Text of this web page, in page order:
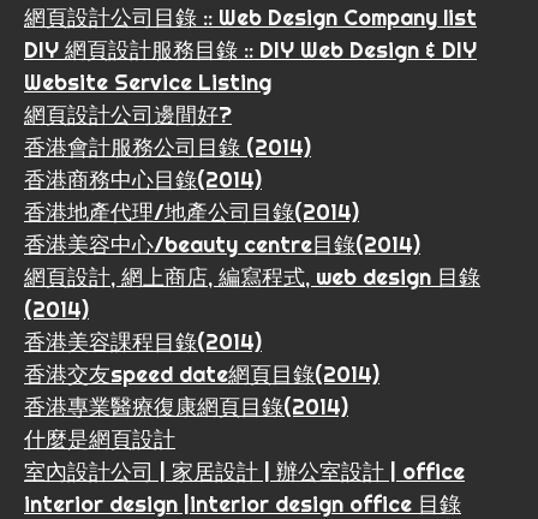
網頁設計公司目錄 :: Web Design Company list
DIY 網頁設計服務目錄 :: DIY Web Design & DIY
Website Service Listing
網頁設計公司邊間好?
香港會計服務公司目錄 (2014)
香港商務中心目錄(2014)
香港地產代理/地產公司目錄(2014)
香港美容中心/beauty centre目錄(2014)
網頁設計, 網上商店, 編寫程式, web design 目錄
(2014)
香港美容課程目錄(2014)
香港交友speed date網頁目錄(2014)
香港專業醫療復康網頁目錄(2014)
什麼是網頁設計
室內設計公司 | 家居設計 | 辦公室設計 | office
interior design |interior design office 目錄